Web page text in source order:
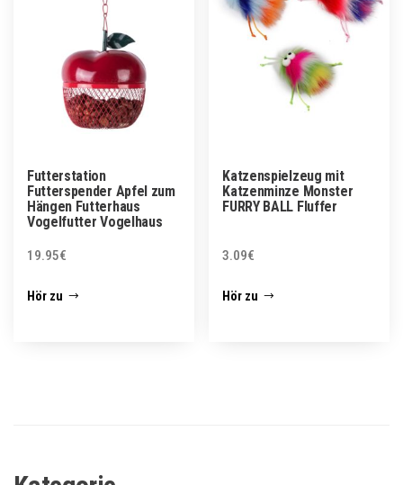
Futterstation
Futterspender Apfel zum
Hängen Futterhaus
Vogelfutter Vogelhaus
19.95€
Hör zu
Katzenspielzeug mit
Katzenminze Monster
FURRY BALL Fluffer
3.09€
Hör zu